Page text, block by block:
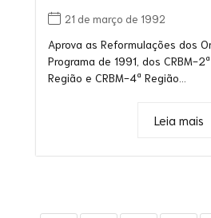
21 de março de 1992
Aprova as Reformulações dos
Programa de 1991, dos CRBM-
Região e CRBM-4ª Região...
Leia mais